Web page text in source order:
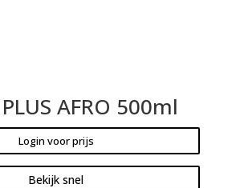
AFRO 500ml
Login voor prijs
Bekijk snel